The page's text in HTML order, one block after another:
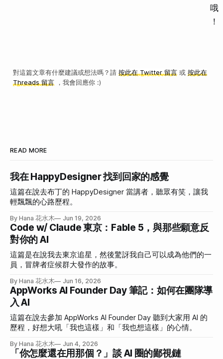
哦
！
對這篇文章有什麼建議或想法嗎？請 按此在 Twitter 留言或 按此在
Threads 留言，我會回應你 :)
READ MORE
我在 HappyDesigner 找到回家的感覺
這篇在說去布丁的 HappyDesigner 當講者，聽眾有笑，讓我
輕飄飄的心路歷程。
By Hana 花水木 Jun 19, 2026
Code w/ Claude 東京：Fable 5，與那些願意反
對你的 AI
這篇是在說我去東京追星，然後驚訝我自己可以成為他們的一
員，冒牌者症候群大發作的故事。
By Hana 花水木 Jun 16, 2026
AppWorks AI Founder Day 筆記：如何在團隊導
入 AI
這篇在說去參加 AppWorks AI Founder Day 聽到大家用 AI 的
歷程，好想大吼「我也這樣」和「我也想這樣」的心情。
By Hana 花水木 Jun 4, 2026
「你怎麼還在用那個？」談 AI 圈的鄙視鏈